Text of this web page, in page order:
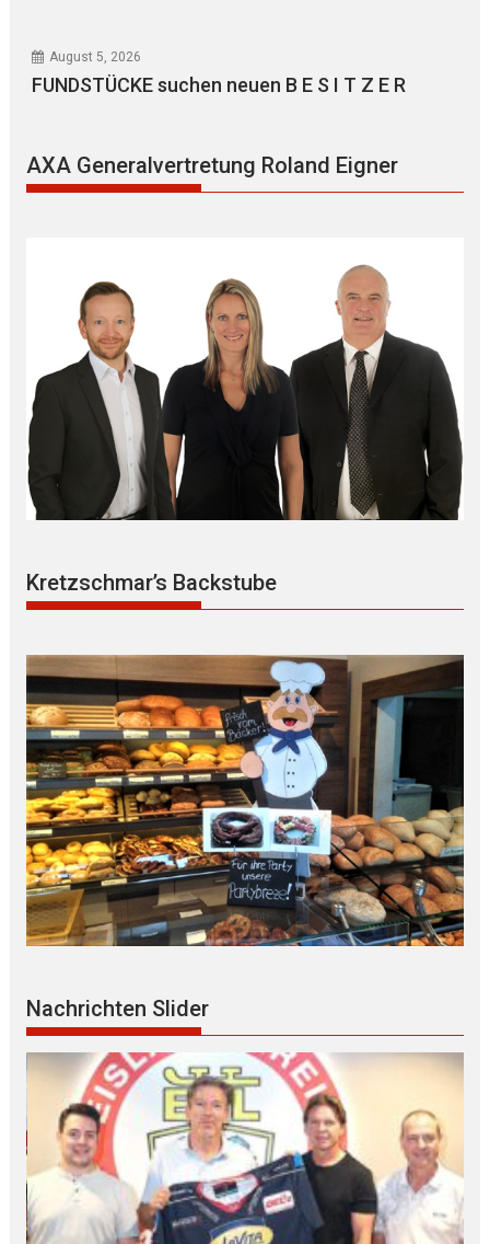
August 5, 2026
FUNDSTÜCKE suchen neuen B E S I T Z E R
AXA Generalvertretung Roland Eigner
Kretzschmar’s Backstube
Nachrichten Slider